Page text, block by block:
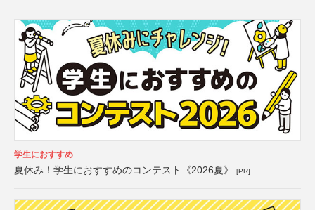
学生におすすめ
夏休み！学生におすすめのコンテスト《2026夏》 [PR]